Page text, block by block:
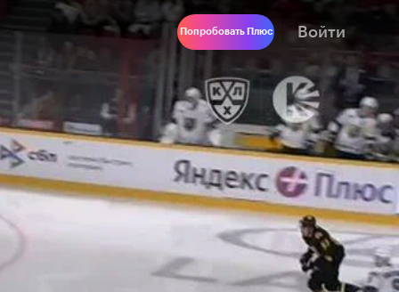
Попробовать Плюс Войти